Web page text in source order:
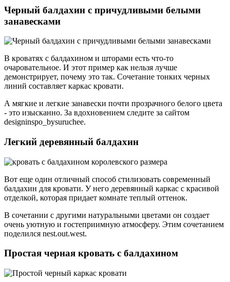
Черный балдахин с причудливыми белыми
занавесками
В кроватях с балдахином и шторами есть что-то
очаровательное. И этот пример как нельзя лучше
демонстрирует, почему это так. Сочетание тонких черных
линий составляет каркас кровати.
А мягкие и легкие занавески почти прозрачного белого цвета
- это изысканно. За вдохновением следите за сайтом
designinspo_bysuruchee.
Легкий деревянный балдахин
Вот еще один отличный способ стилизовать современный
балдахин для кровати. У него деревянный каркас с красивой
отделкой, которая придает комнате теплый оттенок.
В сочетании с другими натуральными цветами он создает
очень уютную и гостеприимную атмосферу. Этим сочетанием
поделился nest.out.west.
Простая черная кровать с балдахином